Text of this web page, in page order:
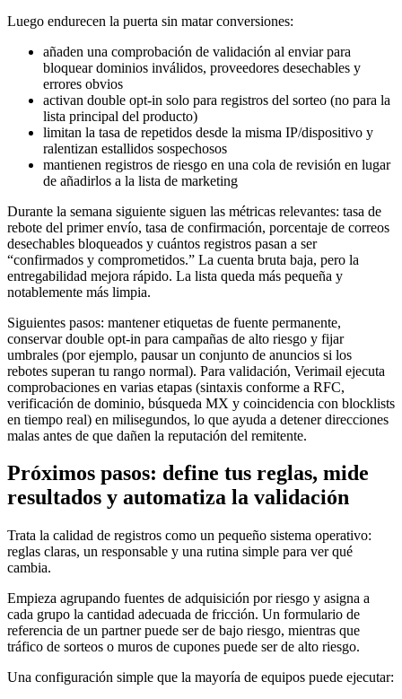
Luego endurecen la puerta sin matar conversiones:
añaden una comprobación de validación al enviar para
bloquear dominios inválidos, proveedores desechables y
errores obvios
activan double opt-in solo para registros del sorteo (no para la
lista principal del producto)
limitan la tasa de repetidos desde la misma IP/dispositivo y
ralentizan estallidos sospechosos
mantienen registros de riesgo en una cola de revisión en lugar
de añadirlos a la lista de marketing
Durante la semana siguiente siguen las métricas relevantes: tasa de
rebote del primer envío, tasa de confirmación, porcentaje de correos
desechables bloqueados y cuántos registros pasan a ser
“confirmados y comprometidos.” La cuenta bruta baja, pero la
entregabilidad mejora rápido. La lista queda más pequeña y
notablemente más limpia.
Siguientes pasos: mantener etiquetas de fuente permanente,
conservar double opt-in para campañas de alto riesgo y fijar
umbrales (por ejemplo, pausar un conjunto de anuncios si los
rebotes superan tu rango normal). Para validación, Verimail ejecuta
comprobaciones en varias etapas (sintaxis conforme a RFC,
verificación de dominio, búsqueda MX y coincidencia con blocklists
en tiempo real) en milisegundos, lo que ayuda a detener direcciones
malas antes de que dañen la reputación del remitente.
Próximos pasos: define tus reglas, mide
resultados y automatiza la validación
Trata la calidad de registros como un pequeño sistema operativo:
reglas claras, un responsable y una rutina simple para ver qué
cambia.
Empieza agrupando fuentes de adquisición por riesgo y asigna a
cada grupo la cantidad adecuada de fricción. Un formulario de
referencia de un partner puede ser de bajo riesgo, mientras que
tráfico de sorteos o muros de cupones puede ser de alto riesgo.
Una configuración simple que la mayoría de equipos puede ejecutar: